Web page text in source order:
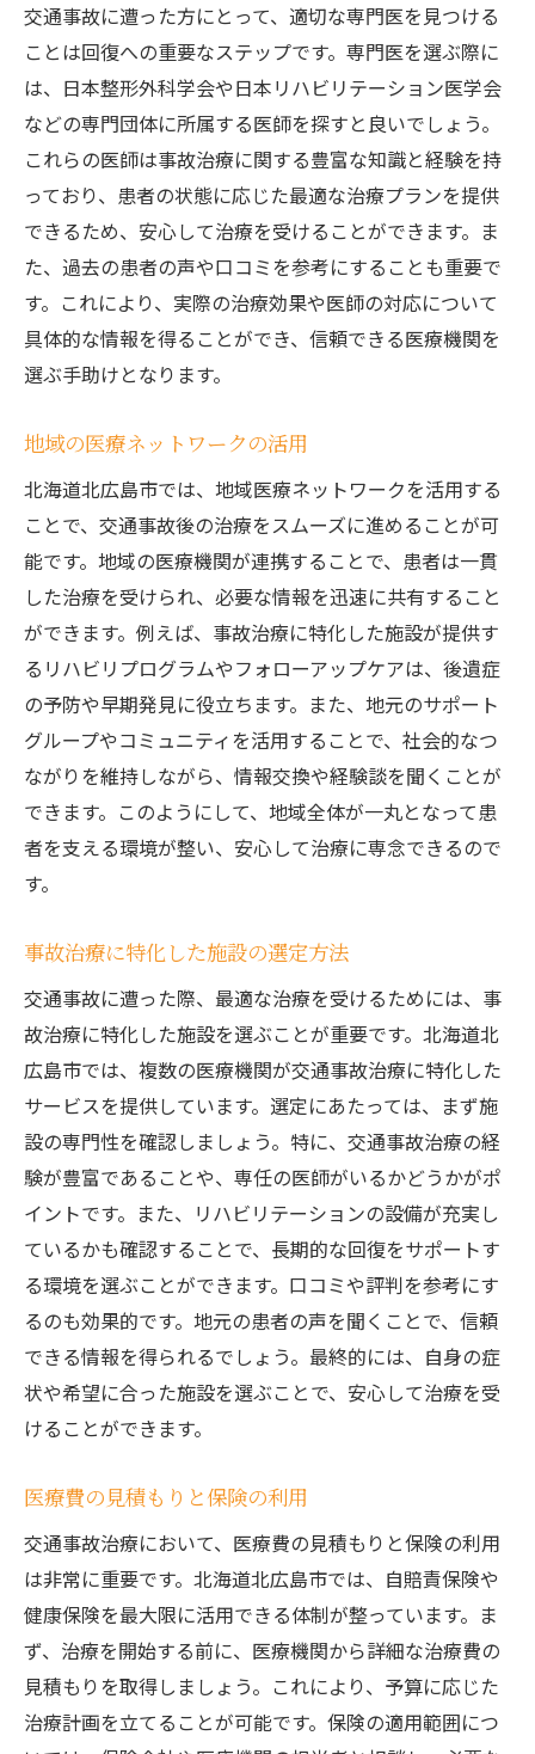
交通事故に遭った方にとって、適切な専門医を見つける
ことは回復への重要なステップです。専門医を選ぶ際に
は、日本整形外科学会や日本リハビリテーション医学会
などの専門団体に所属する医師を探すと良いでしょう。
これらの医師は事故治療に関する豊富な知識と経験を持
っており、患者の状態に応じた最適な治療プランを提供
できるため、安心して治療を受けることができます。ま
た、過去の患者の声や口コミを参考にすることも重要で
す。これにより、実際の治療効果や医師の対応について
具体的な情報を得ることができ、信頼できる医療機関を
選ぶ手助けとなります。
地域の医療ネットワークの活用
北海道北広島市では、地域医療ネットワークを活用する
ことで、交通事故後の治療をスムーズに進めることが可
能です。地域の医療機関が連携することで、患者は一貫
した治療を受けられ、必要な情報を迅速に共有すること
ができます。例えば、事故治療に特化した施設が提供す
るリハビリプログラムやフォローアップケアは、後遺症
の予防や早期発見に役立ちます。また、地元のサポート
グループやコミュニティを活用することで、社会的なつ
ながりを維持しながら、情報交換や経験談を聞くことが
できます。このようにして、地域全体が一丸となって患
者を支える環境が整い、安心して治療に専念できるので
す。
事故治療に特化した施設の選定方法
交通事故に遭った際、最適な治療を受けるためには、事
故治療に特化した施設を選ぶことが重要です。北海道北
広島市では、複数の医療機関が交通事故治療に特化した
サービスを提供しています。選定にあたっては、まず施
設の専門性を確認しましょう。特に、交通事故治療の経
験が豊富であることや、専任の医師がいるかどうかがポ
イントです。また、リハビリテーションの設備が充実し
ているかも確認することで、長期的な回復をサポートす
る環境を選ぶことができます。口コミや評判を参考にす
るのも効果的です。地元の患者の声を聞くことで、信頼
できる情報を得られるでしょう。最終的には、自身の症
状や希望に合った施設を選ぶことで、安心して治療を受
けることができます。
医療費の見積もりと保険の利用
交通事故治療において、医療費の見積もりと保険の利用
は非常に重要です。北海道北広島市では、自賠責保険や
健康保険を最大限に活用できる体制が整っています。ま
ず、治療を開始する前に、医療機関から詳細な治療費の
見積もりを取得しましょう。これにより、予算に応じた
治療計画を立てることが可能です。保険の適用範囲につ